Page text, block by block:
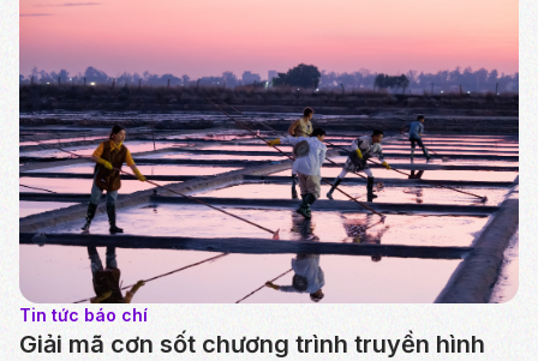
Tin tức báo chí
Giải mã cơn sốt chương trình truyền hình